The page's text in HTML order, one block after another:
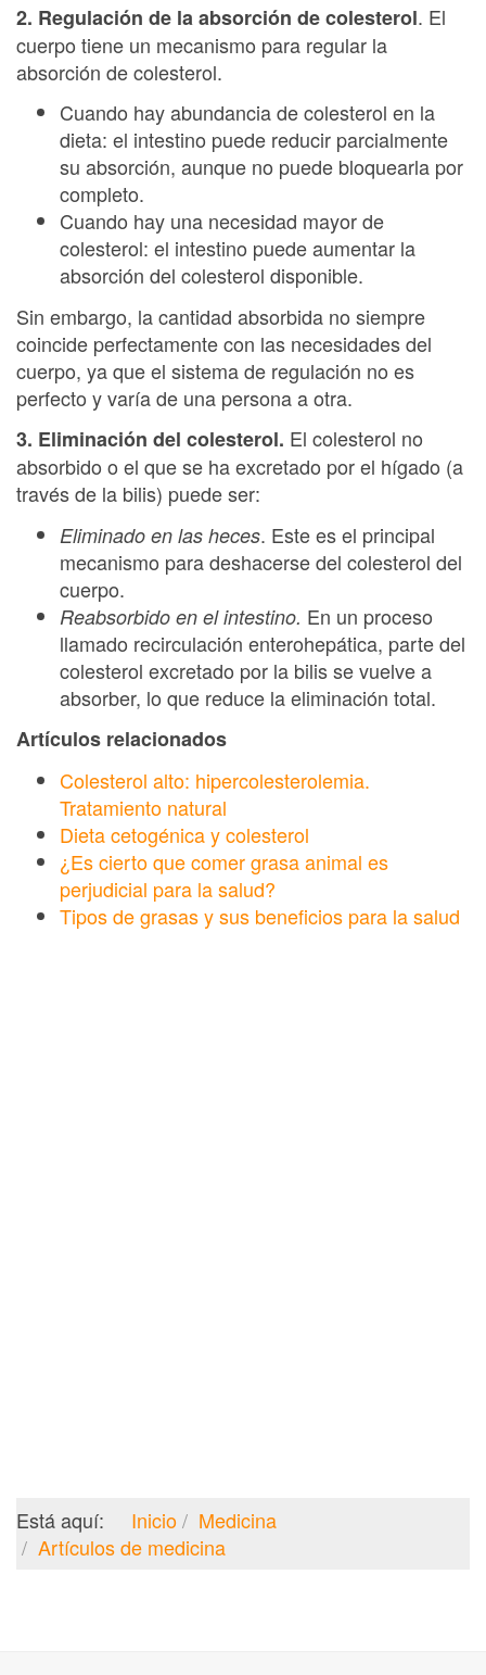
2. Regulación de la absorción de colesterol. El
cuerpo tiene un mecanismo para regular la
absorción de colesterol.
Cuando hay abundancia de colesterol en la
dieta: el intestino puede reducir parcialmente
su absorción, aunque no puede bloquearla por
completo.
Cuando hay una necesidad mayor de
colesterol: el intestino puede aumentar la
absorción del colesterol disponible.
Sin embargo, la cantidad absorbida no siempre
coincide perfectamente con las necesidades del
cuerpo, ya que el sistema de regulación no es
perfecto y varía de una persona a otra.
3. Eliminación del colesterol. El colesterol no
absorbido o el que se ha excretado por el hígado (a
través de la bilis) puede ser:
Eliminado en las heces. Este es el principal
mecanismo para deshacerse del colesterol del
cuerpo.
Reabsorbido en el intestino. En un proceso
llamado recirculación enterohepática, parte del
colesterol excretado por la bilis se vuelve a
absorber, lo que reduce la eliminación total.
Artículos relacionados
Colesterol alto: hipercolesterolemia.
Tratamiento natural
Dieta cetogénica y colesterol
¿Es cierto que comer grasa animal es
perjudicial para la salud?
Tipos de grasas y sus beneficios para la salud
Está aquí: Inicio
Medicina
Artículos de medicina